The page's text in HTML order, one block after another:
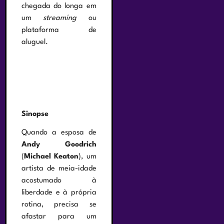
chegada do longa em
umstreaming ou
plataforma de
aluguel.
Sinopse
Quando a esposa de
Andy Goodrich
( Michael Keaton), um
artista de meia-idade
acostumado à
liberdade e à própria
rotina, precisa se
afastar para um